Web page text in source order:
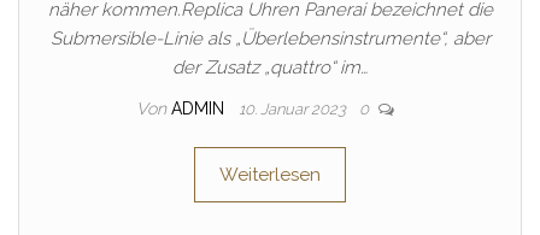
näher kommen.Replica Uhren Panerai bezeichnet die
Submersible-Linie als „Überlebensinstrumente“, aber
der Zusatz „quattro“ im…
Von ADMIN 10. Januar 2023 0
Weiterlesen